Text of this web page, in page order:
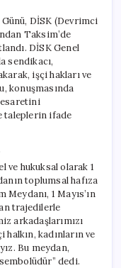
Anıtı’na
Çelenk
Bıraktı
Mücadele
Çağrısı
Yaptı**
Günü, DİSK (Devrimci
Taksim’de
DİSK Genel
sendikacı,
işçi hakları ve
konuşmasında
taleplerin ifade
ve hukuksal olarak 1
toplumsal hafıza
1 Mayıs’ın
trajedilerle
arkadaşlarımızı
halkın, kadınların ve
Bu meydan,
dedi.